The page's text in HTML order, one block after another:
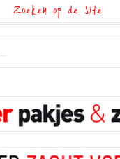
Zoeken op de site